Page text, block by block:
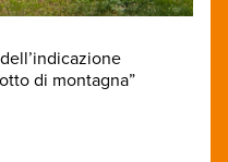
di montagna”